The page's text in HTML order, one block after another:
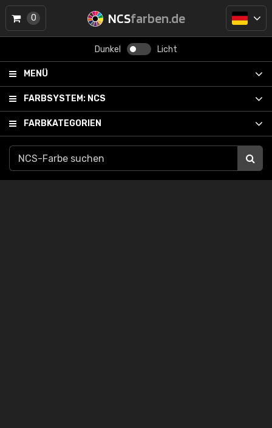
NCSfarben.de
Dunkel Licht
MENÜ
FARBSYSTEM: NCS
FARBKATEGORIEN
0